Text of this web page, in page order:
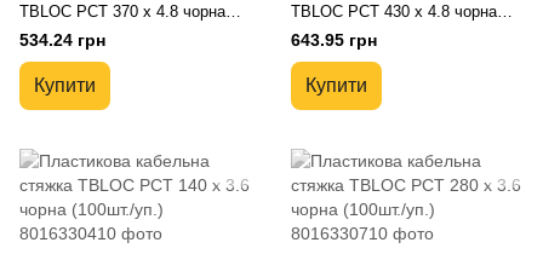
TBLOC PCT 370 x 4.8 чорна
(100шт./уп.)
534.24 грн
Купити
TBLOC PCT 430 x 4.8 чорна
(100шт./уп.)
643.95 грн
Купити